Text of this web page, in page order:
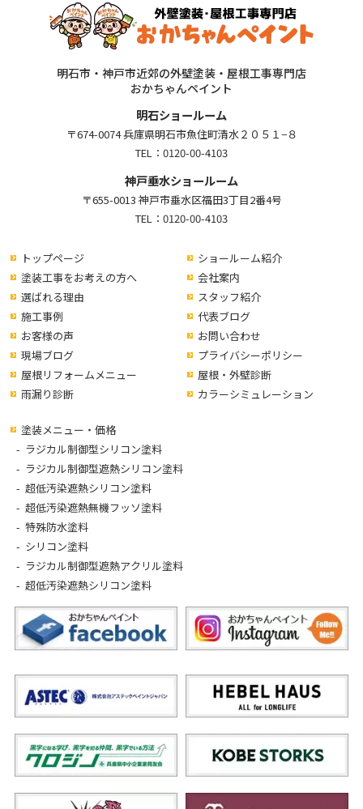
明石市・神戸市近郊の外壁塗装・屋根工事専門店
おかちゃんペイント
明石ショールーム
〒674-0074 兵庫県明石市魚住町清水２０５１−８
TEL： 0120-00-4103
神戸垂水ショールーム
〒655-0013 神戸市垂水区福田3丁目2番4号
TEL： 0120-00-4103
トップページ
塗装工事をお考えの方へ
選ばれる理由
ショールーム紹介
会社案内
スタッフ紹介
施工事例
お客様の声
現場ブログ
代表ブログ
お問い合わせ
プライバシーポリシー
屋根リフォームメニュー
雨漏り診断
屋根・外壁診断
カラーシミュレーション
塗装メニュー・価格
ラジカル制御型シリコン塗料
ラジカル制御型遮熱シリコン塗料
超低汚染遮熱シリコン塗料
超低汚染遮熱無機フッソ塗料
特殊防水塗料
シリコン塗料
ラジカル制御型遮熱アクリル塗料
超低汚染遮熱シリコン塗料